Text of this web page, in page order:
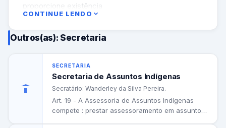
proporcione existência
digna ao cidadão no seio da família e da sociedade.
Art. 136 - O Município, dentro de sua competência
particulares que visem a
este objetivo.
Art. 137 - O plano de assistência social do
Município, nos termos que
CONTINUE LENDO
Outros(as): Secretaria
SECRETARIA
Secretaria de Assuntos Indígenas
Secratário: Wanderley da Silva Pereira.
Art. 19 - A Assessoria de Assuntos Indígenas
compete : prestar assessoramento em assuntos